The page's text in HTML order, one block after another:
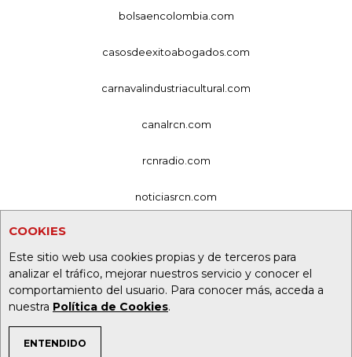
COOKIES
Este sitio web usa cookies propias y de terceros para
analizar el tráfico, mejorar nuestros servicio y conocer el
comportamiento del usuario. Para conocer más, acceda a
nuestra Política de Cookies.
ENTENDIDO
bolsaencolombia.com
casosdeexitoabogados.com
carnavalindustriacultural.com
canalrcn.com
rcnradio.com
noticiasrcn.com
alerta.com.co
deportesrcn.com
Organización Ardila Lülle - oal.com.co